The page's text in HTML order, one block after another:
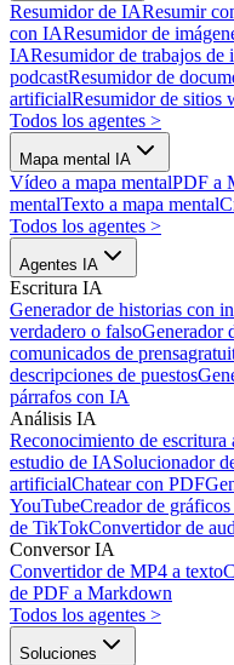
Resumidor de IAResumir
con IAResumidor de
IAResumidor de trabajos de
podcastResumidor de
artificialResumidor de sitios
Todos los agentes >
Mapa mental IA
Vídeo a mapa mentalPDF a
mentalTexto a mapa mental
Todos los agentes >
Agentes IA
Escritura IA
Generador de historias con
verdadero o falsoGenerador
comunicados de prensa
descripciones de puestos
párrafos con IA
Análisis IA
Reconocimiento de escritura
estudio de IASolucionador
artificialChatear con PDF
YouTubeCreador de
de TikTokConvertidor de
Conversor IA
Convertidor de MP4 a texto
de PDF a Markdown
Todos los agentes >
Soluciones